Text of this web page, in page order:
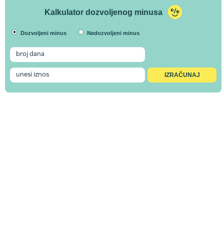
Kalkulator dozvoljenog minusa
Dozvoljeni minus Nedozvoljeni minus